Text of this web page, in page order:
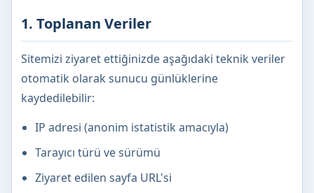
1. Toplanan Veriler
Sitemizi ziyaret ettiğinizde aşağıdaki teknik veriler
otomatik olarak sunucu günlüklerine
kaydedilebilir:
IP adresi (anonim istatistik amacıyla)
Tarayıcı türü ve sürümü
Ziyaret edilen sayfa URL'si